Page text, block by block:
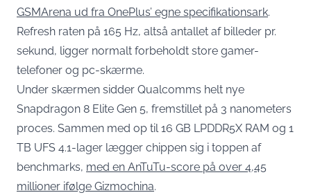
GSMArena ud fra OnePlus’ egne specifikationsark.
Refresh raten på 165 Hz, altså antallet af billeder pr.
sekund, ligger normalt forbeholdt store gamer-
telefoner og pc-skærme.
Under skærmen sidder Qualcomms helt nye
Snapdragon 8 Elite Gen 5, fremstillet på 3 nanometers
proces. Sammen med op til 16 GB LPDDR5X RAM og 1
TB UFS 4.1-lager lægger chippen sig i toppen af
benchmarks, med en AnTuTu-score på over 4,45
millioner ifølge Gizmochina.